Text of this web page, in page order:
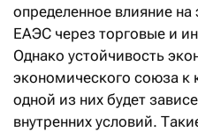
определенное влияние
ЕАЭС через торговые и
Однако устойчивость
экономического союза
одной из них будет
внутренних условий.